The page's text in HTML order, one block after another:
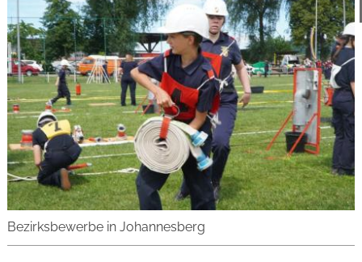
Bezirksbewerbe in Johannesberg